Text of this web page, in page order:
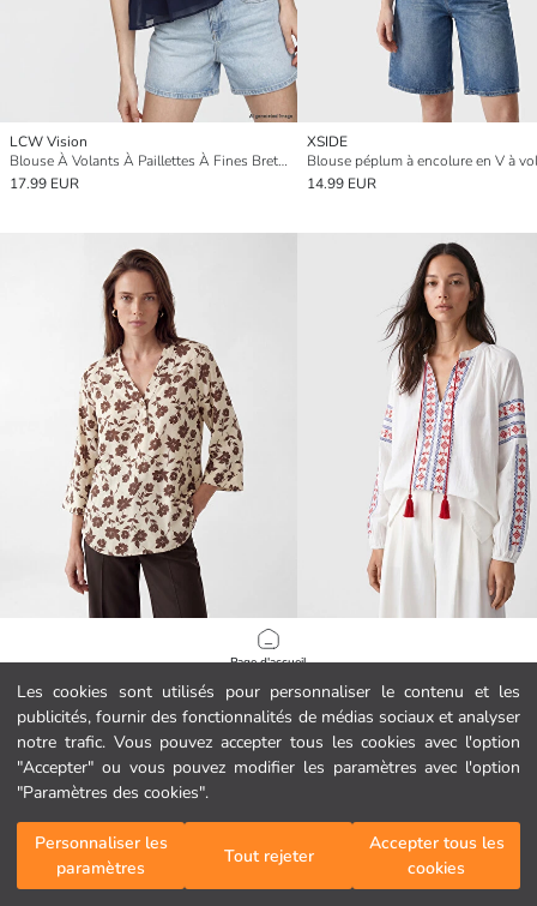
Les cookies sont utilisés pour personnaliser le contenu et les
publicités, fournir des fonctionnalités de médias sociaux et analyser
notre trafic. Vous pouvez accepter tous les cookies avec l'option
"Accepter" ou vous pouvez modifier les paramètres avec l'option
"Paramètres des cookies".
Personnaliser les
paramètres
Tout rejeter
Accepter tous les
cookies
Page d'accueil
Catégories
Mon panier
LCW Vision
Blouse À Volants À Paillettes À Fines Bretelles À Encolure En U
17.99 EUR
XSIDE
Blouse péplum à encolure en V à
14.99 EUR
Blouse Florale Encolure en V
11.99 EUR
Blouse à col lavallière à pampilles
22.99 EUR
632